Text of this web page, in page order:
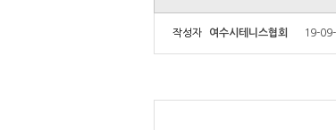
작성자 여수시테니스협회 19-